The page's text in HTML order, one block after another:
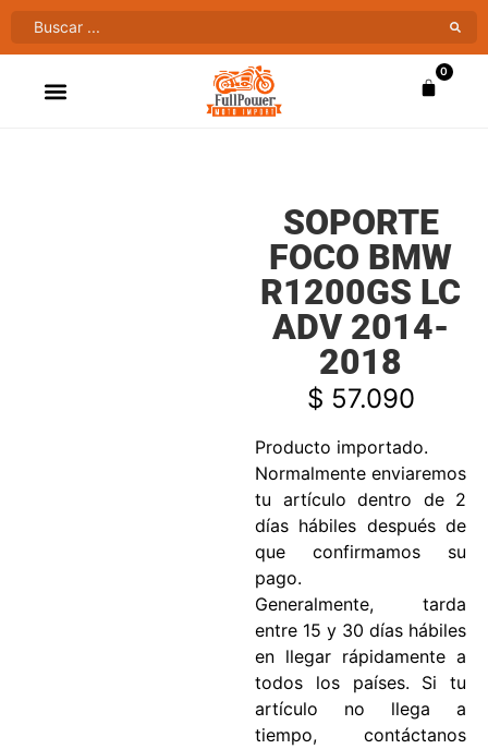
0
SOPORTE
FOCO BMW
R1200GS LC
ADV 2014-
2018
$ 57.090
Producto importado.
Normalmente enviaremos
tu artículo dentro de 2
días hábiles después de
que confirmamos su
pago.
Generalmente, tarda
entre 15 y 30 días hábiles
en llegar rápidamente a
todos los países. Si tu
artículo no llega a
tiempo, contáctanos